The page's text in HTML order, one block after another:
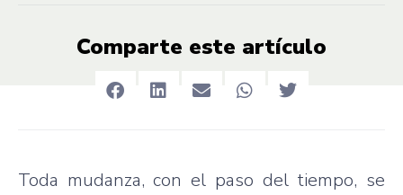
Comparte este artículo
Toda mudanza, con el paso del tiempo, se